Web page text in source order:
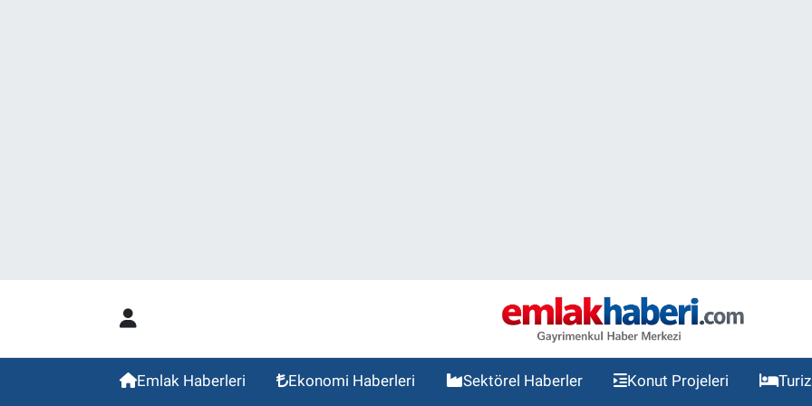
Emlak Haberleri Ekonomi Haberleri Sektörel Haberler Konut Projeleri